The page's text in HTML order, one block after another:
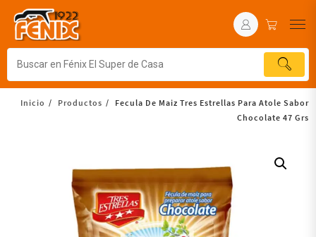
Inicio Productos
Fecula De Maiz Tres Estrellas Para Atole Sabor
Chocolate 47 Grs